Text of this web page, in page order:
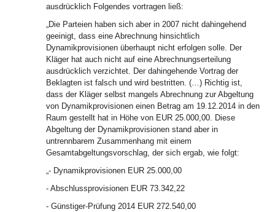
ausdrücklich Folgendes vortragen ließ:
„Die Parteien haben sich aber in 2007 nicht dahingehend
geeinigt, dass eine Abrechnung hinsichtlich
Dynamikprovisionen überhaupt nicht erfolgen solle. Der
Kläger hat auch nicht auf eine Abrechnungserteilung
ausdrücklich verzichtet. Der dahingehende Vortrag der
Beklagten ist falsch und wird bestritten. (…) Richtig ist,
dass der Kläger selbst mangels Abrechnung zur Abgeltung
von Dynamikprovisionen einen Betrag am 19.12.2014 in den
Raum gestellt hat in Höhe von EUR 25.000,00. Diese
Abgeltung der Dynamikprovisionen stand aber in
untrennbarem Zusammenhang mit einem
Gesamtabgeltungsvorschlag, der sich ergab, wie folgt:
„- Dynamikprovisionen EUR 25.000,00
- Abschlussprovisionen EUR 73.342,22
- Günstiger-Prüfung 2014 EUR 272.540,00